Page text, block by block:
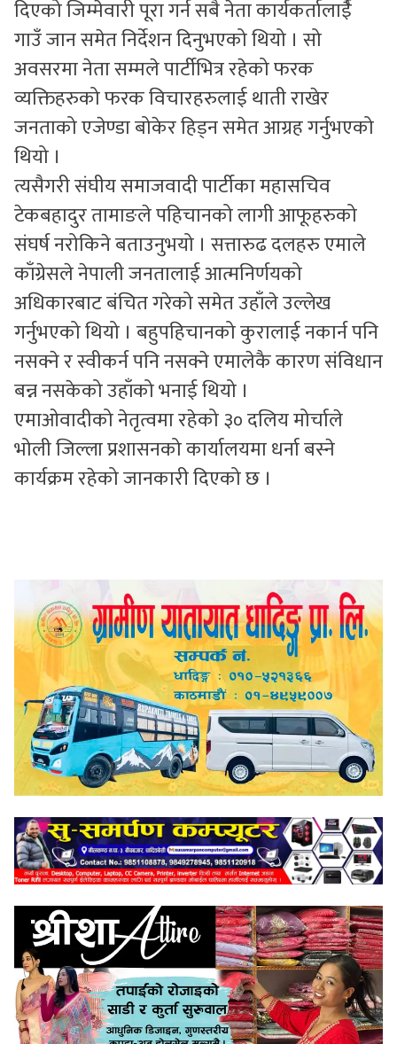
दिएको जिम्मेवारी पूरा गर्न सबै नेता कार्यकर्तालाईै
गाउँ जान समेत निर्देशन दिनुभएको थियो । सो
अवसरमा नेता सम्मले पार्टीभित्र रहेको फरक
व्यक्तिहरुको फरक विचारहरुलाई थाती राखेर
जनताको एजेण्डा बोकेर हिड्न समेत आग्रह गर्नुभएको
थियो ।
त्यसैगरी संघीय समाजवादी पार्टीका महासचिव
टेकबहादुर तामाङले पहिचानको लागी आफूहरुको
संघर्ष नरोकिने बताउनुभयो । सत्तारुढ दलहरु एमाले
काँग्रेसले नेपाली जनतालाई आत्मनिर्णयको
अधिकारबाट बंचित गरेको समेत उहाँले उल्लेख
गर्नुभएको थियो । बहुपहिचानको कुरालाई नकार्न पनि
नसक्ने र स्वीकर्न पनि नसक्ने एमालेकै कारण संविधान
बन्न नसकेको उहाँको भनाई थियो ।
एमाओवादीको नेतृत्वमा रहेको ३० दलिय मोर्चाले
भोली जिल्ला प्रशासनको कार्यालयमा धर्ना बस्ने
कार्यक्रम रहेको जानकारी दिएको छ ।